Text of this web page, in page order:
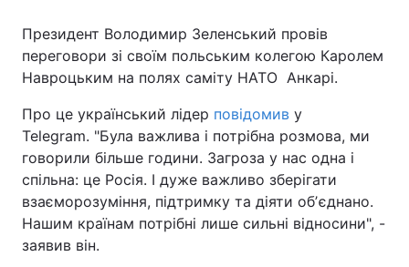
Україна Політика
Світ
Спорт Наука
Техно і зв'язок Лайт
Зброя Інциденти
Президент Володимир Зеленський провів
переговори зі своїм польським колегою Каролем
Навроцьким на полях саміту НАТО Анкарі.
Про це український лідер повідомив у
Telegram. "Була важлива і потрібна розмова, ми
говорили більше години. Загроза у нас одна і
спільна: це Росія. І дуже важливо зберігати
взаєморозуміння, підтримку та діяти обʼєднано.
Нашим країнам потрібні лише сильні відносини", -
заявив він.